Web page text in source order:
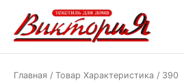
содержимому
Главная / Товар Характеристика / 390